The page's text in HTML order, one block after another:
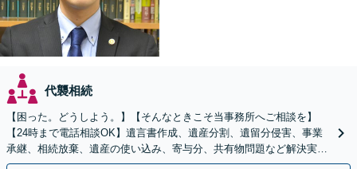
代襲相続
【困った。どうしよう。】【そんなときこそ当事務所へご相談を】
【24時まで電話相談OK】遺言書作成、遺産分割、遺留分侵害、事業
承継、相続放棄、遺産の使い込み、寄与分、共有物問題など解決実績
多数【依頼者様の最善の解決を目指します】